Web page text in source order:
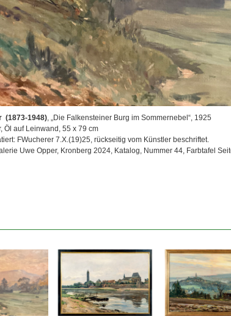
(1873-1948), „Die Falkensteiner Burg im Sommernebel“, 1925
Öl auf Leinwand, 55 x 79 cm
FWucherer 7.X.(19)25, rückseitig vom Künstler beschriftet.
Uwe Opper, Kronberg 2024, Katalog, Nummer 44, Farbtafel